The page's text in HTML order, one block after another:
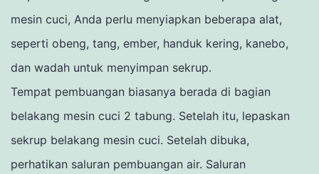
mesin cuci, Anda perlu menyiapkan beberapa alat,
seperti obeng, tang, ember, handuk kering, kanebo,
dan wadah untuk menyimpan sekrup.
Tempat pembuangan biasanya berada di bagian
belakang mesin cuci 2 tabung. Setelah itu, lepaskan
sekrup belakang mesin cuci. Setelah dibuka,
perhatikan saluran pembuangan air. Saluran